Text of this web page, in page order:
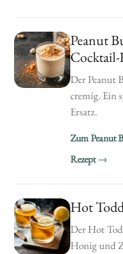
Peanut
Cocktail-
Der Peanut
cremig. Ein
Ersatz.
Zum Peanut
Rezept
Hot
Der Hot
Honig und